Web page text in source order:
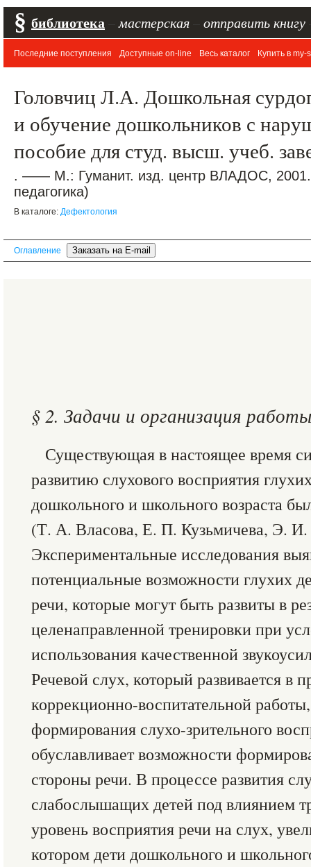
§ библиотека мастерская отправить книгу
Последние поступления Доступные on-line Весь каталог Купить в my-
Головчиц Л.А. Дошкольная
и обучение дошкольников с
пособие для студ. высш. учеб.
. —— М.: Гуманит. изд. центр ВЛАДОС,
педагогика)
В каталоге: Дефектология
Оглавление
§ 2. Задачи и организация
Существующая в настоящее время
развитию слухового восприятия
дошкольного и школьного возраста
(Т. А. Власова, Е. П. Кузьмичева, Э. И.
Экспериментальные исследования
потенциальные возможности глухих
речи, которые могут быть развиты в
целенаправленной тренировки при
использования качественной
Речевой слух, который развивается в
коррекционно-воспитательной
формирования слухо-зрительного
обуславливает возможности
стороны речи. В процессе развития
слабослышащих детей под влиянием
уровень восприятия речи на слух,
котором дети дошкольного и